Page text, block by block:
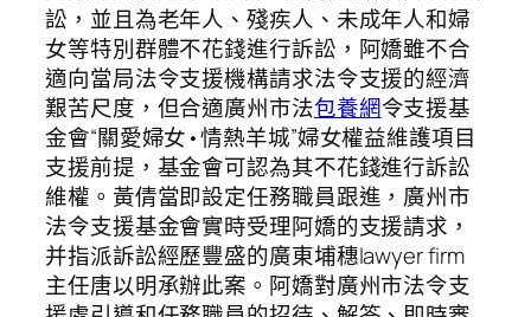
訟，並且為老年人、殘疾人、未成年人和婦
女等特別群體不花錢進行訴訟，阿嬌雖不合
適向當局法令支援機構請求法令支援的經濟
艱苦尺度，但合適廣州市法包養網令支援基
金會“關愛婦女•情熱羊城”婦女權益維護項目
支援前提，基金會可認為其不花錢進行訴訟
維權。黃倩當即設定任務職員跟進，廣州市
法令支援基金會實時受理阿嬌的支援請求，
并指派訴訟經歷豐盛的廣東埔穗lawyer firm
主任唐以明承辦此案。阿嬌對廣州市法令支